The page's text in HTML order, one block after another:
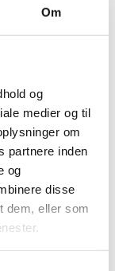
Om
og
medier og til
om
partnere inden
og
disse
dem, eller som
med